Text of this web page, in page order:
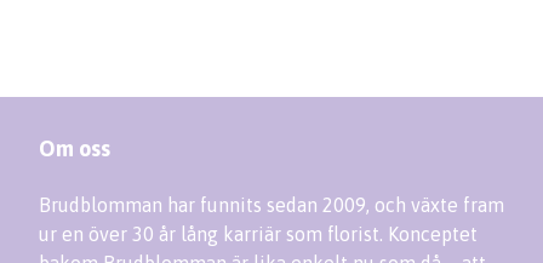
Om oss
Brudblomman har funnits sedan 2009, och växte fram
ur en över 30 år lång karriär som florist. Konceptet